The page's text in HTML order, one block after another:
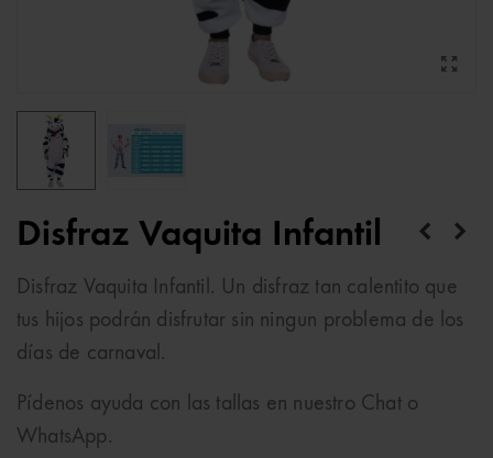
Disfraz Vaquita Infantil
Disfraz Vaquita Infantil. Un disfraz tan calentito que
tus hijos podrán disfrutar sin ningun problema de los
días de carnaval.
Pídenos ayuda con las tallas en nuestro Chat o
WhatsApp.